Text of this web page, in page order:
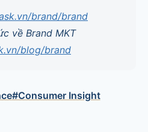
brand/brand
về Brand MKT
blog/brand
#Consumer Insight